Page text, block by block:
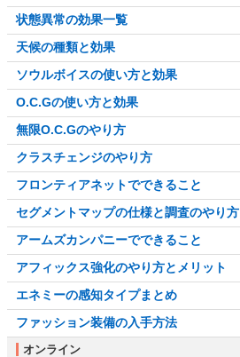
状態異常の効果一覧
天候の種類と効果
ソウルボイスの使い方と効果
O.C.Gの使い方と効果
無限O.C.Gのやり方
クラスチェンジのやり方
フロンティアネットでできること
セグメントマップの仕様と調査のやり方
アームズカンパニーでできること
アフィックス強化のやり方とメリット
エネミーの感知タイプまとめ
ファッション装備の入手方法
オンライン